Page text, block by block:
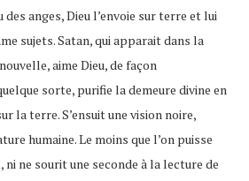
anges, Dieu l’envoie sur terre et lui
sujets. Satan, qui apparait dans la
aime Dieu, de façon
sorte, purifie la demeure divine en
la terre. S’ensuit une vision noire,
humaine. Le moins que l’on puisse
ni ne sourit une seconde à la lecture de